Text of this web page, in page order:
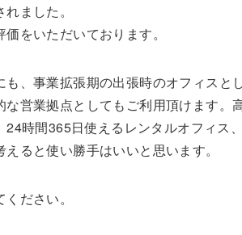
ました。
をいただいております。
も、事業拡張期の出張時のオフィスと
な営業拠点としてもご利用頂けます。
24時間365日使えるレンタルオフィス
ると使い勝手はいいと思います。
ださい。